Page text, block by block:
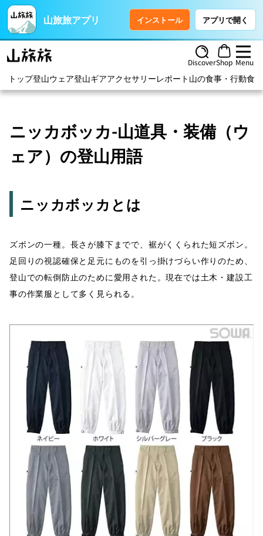
山旅旅アプリ インストール アプリで開く
DiscoverShop Menu
トップ登山ウェア登山ギアアクセサリーレポート 山の食事・行動食
ニッカボッカ-山道具・装備（ウ
ェア）の登山用語
ニッカボッカとは
ズボンの一種。長さが膝下までで、裾がくくられた短ズボン。
足回りの視認確保と足元にものを引っ掛けづらい作りのため、
登山での転倒防止のために愛用された。現在では土木・建設工
事の作業服として多く見られる。